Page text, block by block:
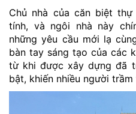
Chủ nhà của căn biệt
tính, và ngôi nhà này
những yêu cầu mới lạ
bàn tay sáng tạo của các
từ khi được xây dựng đã
bật, khiến nhiều người